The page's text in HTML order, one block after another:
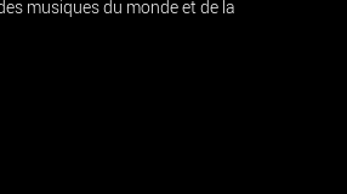
musiques du monde et de la